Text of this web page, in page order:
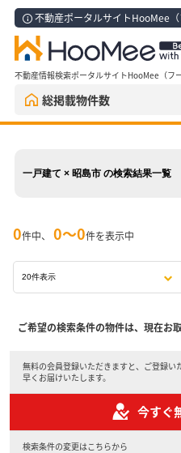
不動産ポータルサイトHooMee（
不動産情報検索ポータルサイトHooMee（フー
総掲載物件数
一戸建て × 昭島市 の検索結果一覧
0件中、 0〜0件を表示中
ご希望の検索条件の物件は、現在お
無料の会員登録いただきますと、ご登録
早くお届けいたします。
今すぐ
検索条件の変更はこちらから